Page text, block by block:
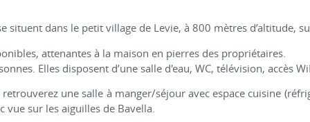
situent dans le petit village de Levie, à 800 mètres d’altitude,
attenantes à la maison en pierres des propriétaires.
Elles disposent d’une salle d'eau, WC, télévision, accès
une salle à manger/séjour avec espace cuisine
vue sur les aiguilles de Bavella.